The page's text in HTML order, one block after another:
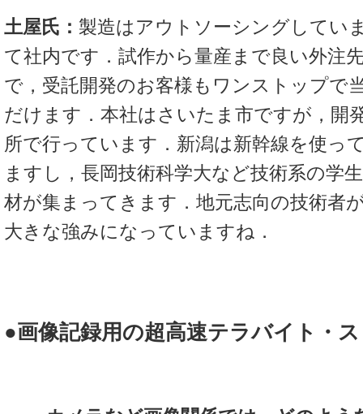
土屋氏： 製造はアウトソーシングしてい
て社内です．試作から量産まで良い外注
で，受託開発のお客様もワンストップで
だけます．本社はさいたま市ですが，開
所で行っています．新潟は新幹線を使っ
ますし，長岡技術科学大など技術系の学
材が集まってきます．地元志向の技術者
大きな強みになっていますね．
●画像記録用の超高速テラバイト・